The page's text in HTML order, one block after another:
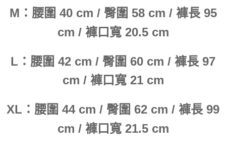
M：腰圍 40 cm / 臀圍 58 cm / 褲長 95
cm / 褲口寬 20.5 cm
L：腰圍 42 cm / 臀圍 60 cm / 褲長 97
cm / 褲口寬 21 cm
XL：腰圍 44 cm / 臀圍 62 cm / 褲長 99
cm / 褲口寬 21.5 cm